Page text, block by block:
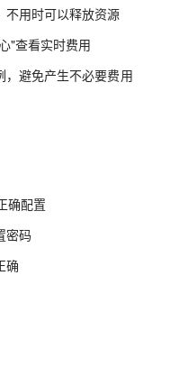
不用时可以释放资源
"查看实时费用
，避免产生不必要费用
确配置
密码
确